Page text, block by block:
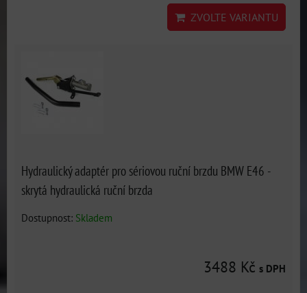
ZVOLTE VARIANTU
Hydraulický adaptér pro sériovou ruční brzdu BMW E46 -
skrytá hydraulická ruční brzda
Dostupnost: Skladem
3488 Kč s DPH